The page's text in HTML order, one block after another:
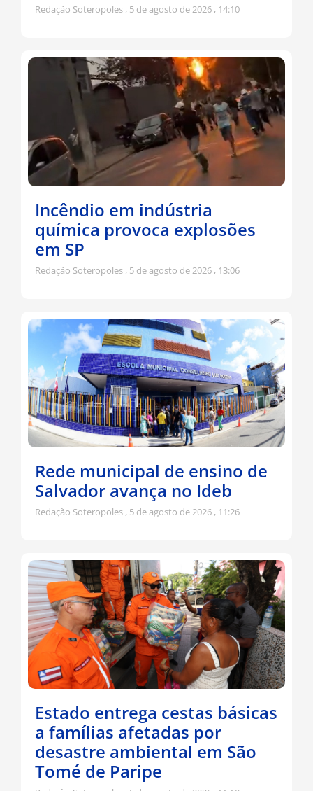
Redação Soteropoles 5 de agosto de 2026 14:10
Incêndio em indústria
química provoca explosões
em SP
Redação Soteropoles 5 de agosto de 2026 13:06
Rede municipal de ensino de
Salvador avança no Ideb
Redação Soteropoles 5 de agosto de 2026 11:26
Estado entrega cestas básicas
a famílias afetadas por
desastre ambiental em São
Tomé de Paripe